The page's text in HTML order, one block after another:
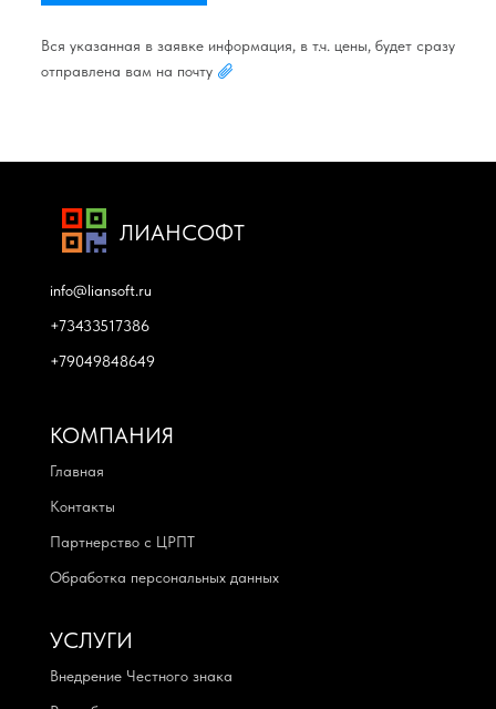
Вся указанная в заявке информация, в т.ч. цены, будет сразу
отправлена вам на почту
ЛИАНСОФТ
info@liansoft.ru
+73433517386
+79049848649
КОМПАНИЯ
Главная
Контакты
Партнерство с ЦРПТ
Обработка персональных данных
УСЛУГИ
Внедрение Честного знака